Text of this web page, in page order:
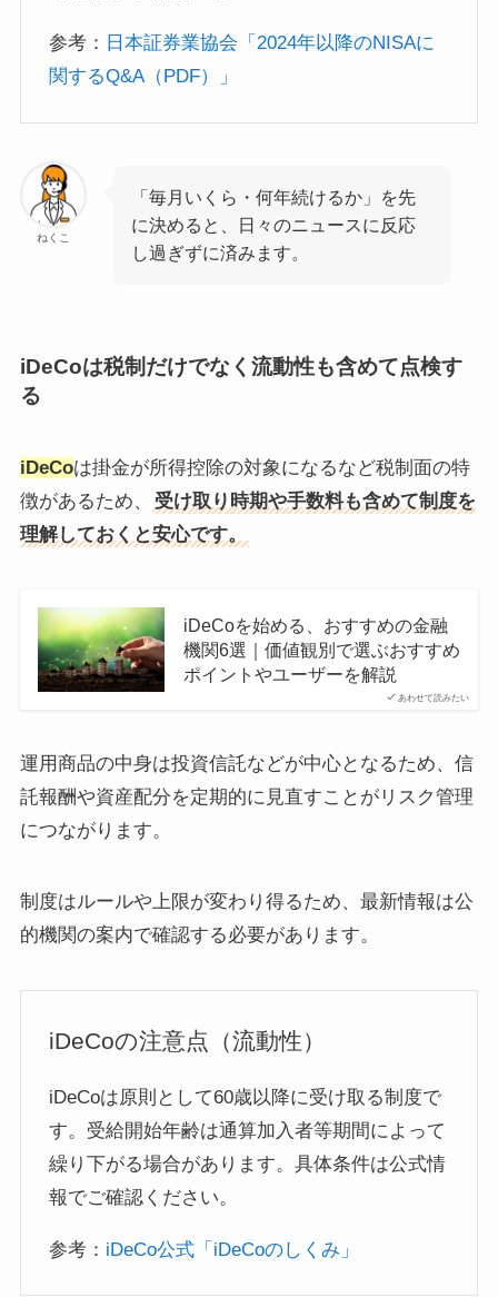
参考： 日本証券業協会「2024年以降のNISAに
関するQ&A（PDF）」
ねくこ
「毎月いくら・何年続けるか」を先
に決めると、日々のニュースに反応
し過ぎずに済みます。
iDeCoは税制だけでなく流動性も含めて点検す
る
iDeCoは掛金が所得控除の対象になるなど税制面の特
徴があるため、
受け取り時期や手数料も含めて制度を
理解しておくと安心です。
あわせて読みたい
iDeCoを始める、おすすめの金融
機関6選｜価値観別で選ぶおすすめ
ポイントやユーザーを解説
運用商品の中身は投資信託などが中心となるため、信
託報酬や資産配分を定期的に見直すことがリスク管理
につながります。
制度はルールや上限が変わり得るため、最新情報は公
的機関の案内で確認する必要があります。
iDeCoの注意点（流動性）
iDeCoは原則として60歳以降に受け取る制度で
す。受給開始年齢は通算加入者等期間によって
繰り下がる場合があります。具体条件は公式情
報でご確認ください。
参考： iDeCo公式「iDeCoのしくみ」